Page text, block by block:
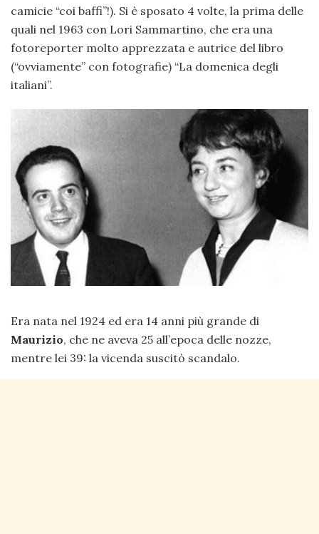
camicie “coi baffi”!). Si è sposato 4 volte, la prima delle
quali nel 1963 con Lori Sammartino, che era una
fotoreporter molto apprezzata e autrice del libro
(“ovviamente” con fotografie) “La domenica degli
italiani”.
Era nata nel 1924 ed era 14 anni più grande di
Maurizio, che ne aveva 25 all’epoca delle nozze,
mentre lei 39: la vicenda suscitò scandalo.